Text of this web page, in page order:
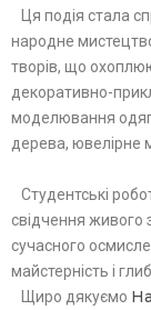
Ця подія стала
народне
творів, що
декоративно-
моделювання
дерева, ювелірне
Студентські
свідчення живого
сучасного
майстерність і
Щиро дякуємо